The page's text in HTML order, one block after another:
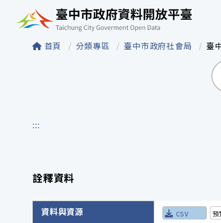
臺中市政府資料開
首頁 分類專區 臺中市政府社會局 臺
:::
詮釋資料
詮釋資料詳細內容
資料與資源 CSV 預